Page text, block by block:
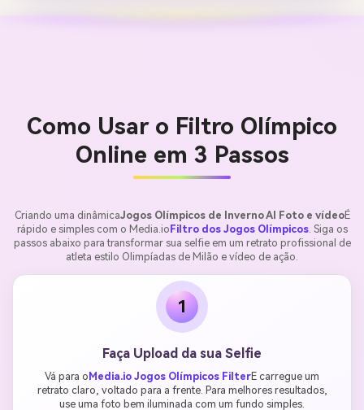
Como Usar o Filtro Olímpico
Online em 3 Passos
Criando uma dinâmicaJogos Olímpicos de Inverno AI Foto e vídeoÉ
rápido e simples com o Media.io Filtro dos Jogos Olímpicos. Siga os
passos abaixo para transformar sua selfie em um retrato profissional de
atleta estilo Olimpíadas de Milão e vídeo de ação.
1
Faça Upload da sua Selfie
Vá para o Media.io Jogos Olímpicos FilterE carregue um
retrato claro, voltado para a frente. Para melhores resultados,
use uma foto bem iluminada com um fundo simples.